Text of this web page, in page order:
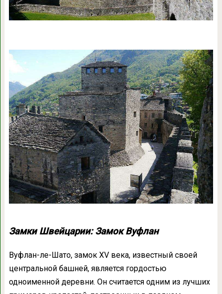
Замки Швейцарии: Замок Вуфлан
Вуфлан-ле-Шато, замок XV века, известный своей
центральной башней, является гордостью
одноименной деревни. Он считается одним из лучших